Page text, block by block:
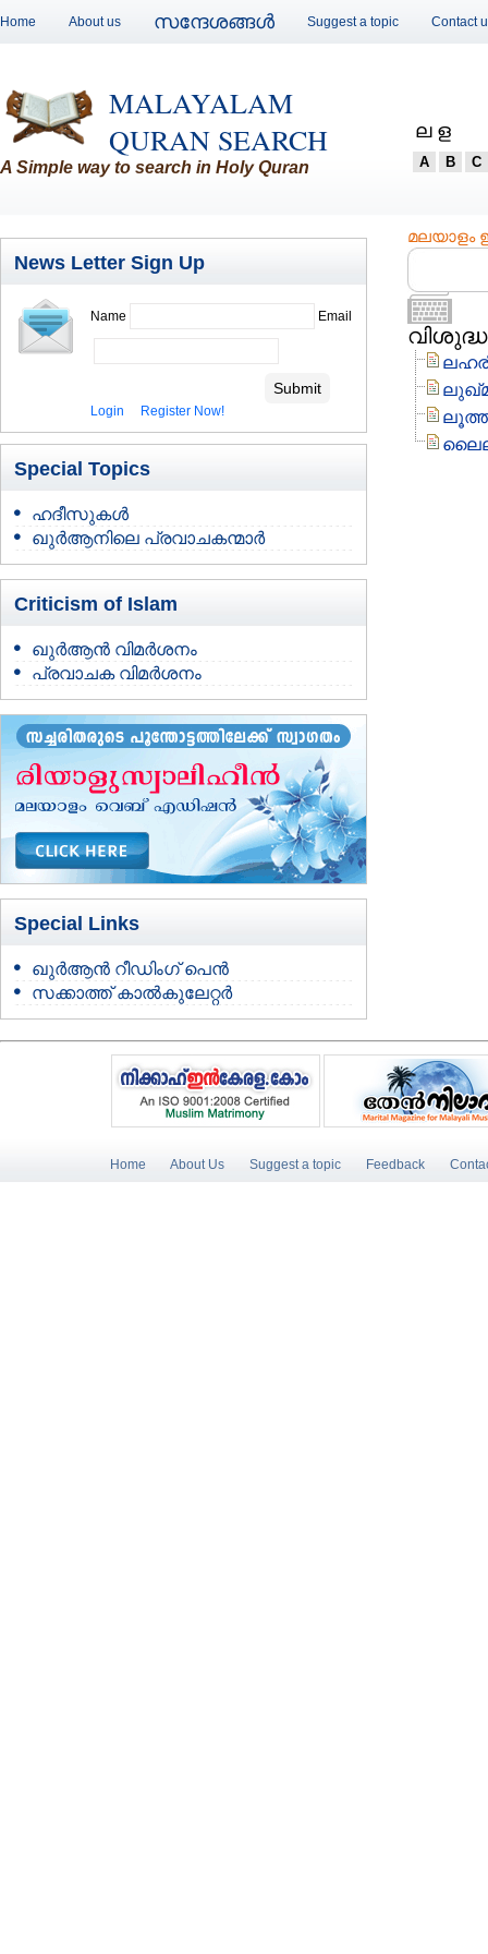
Home About us സന്ദേശങ്ങള്‍ Suggest a topic Contact
MALAYALAM
QURAN SEARCH
A Simple way to search in Holy Quran
ല ള
A B C
News Letter Sign Up
Name Email
Login Register Now!
Special Topics
ഹദീസുകള്‍
ഖുര്‍ആനിലെ പ്രവാചകന്മാര്‍
Criticism of Islam
ഖുര്‍ആന്‍ വിമര്‍ശനം
പ്രവാചക വിമര്‍ശനം
Special Links
ഖുർആൻ റീഡിംഗ് പെൻ
സക്കാത്ത് കാൽകുലേറ്റർ
മലയാളം
Home About Us Suggest a topic Feedback